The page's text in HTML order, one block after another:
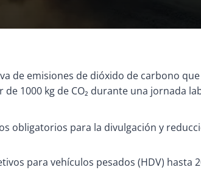
de emisiones de dióxido de carbono
1000 kg de CO₂ durante una jornada
obligatorios para la divulgación y
para vehículos pesados (HDV) hasta